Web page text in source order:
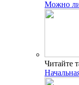
Можно ли
Читайте